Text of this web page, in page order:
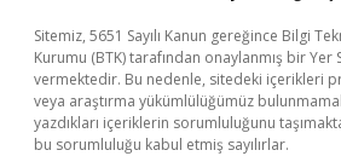
Sitemiz, 5651 Sayılı Kanun gereğince Bilgi
Kurumu (BTK) tarafından onaylanmış bir Yer
vermektedir. Bu nedenle, sitedeki içerikleri
veya araştırma yükümlülüğümüz
yazdıkları içeriklerin sorumluluğunu
bu sorumluluğu kabul etmiş sayılırlar.